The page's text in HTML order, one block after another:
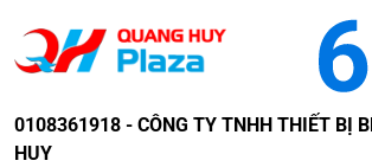
0108361918 - CÔNG TY TNHH THIẾT BỊ
HUY